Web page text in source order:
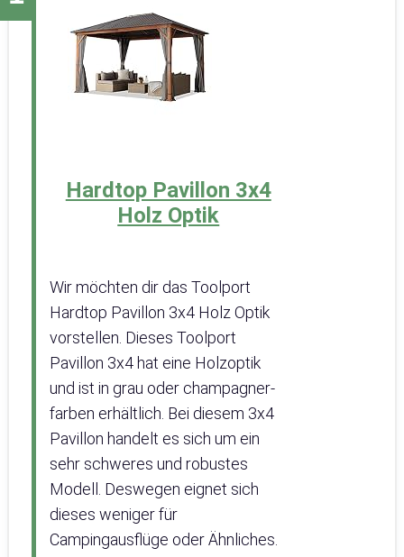
Hardtop Pavillon 3x4
Holz Optik
Wir möchten dir das Toolport
Hardtop Pavillon 3x4 Holz Optik
vorstellen. Dieses Toolport
Pavillon 3x4 hat eine Holzoptik
und ist in grau oder champagner-
farben erhältlich. Bei diesem 3x4
Pavillon handelt es sich um ein
sehr schweres und robustes
Modell. Deswegen eignet sich
dieses weniger für
Campingausflüge oder Ähnliches.